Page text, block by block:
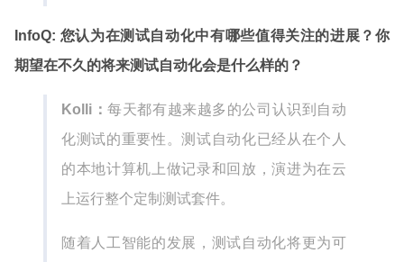
InfoQ: 您认为在测试自动化中有哪些值得关注的进展？你
期望在不久的将来测试自动化会是什么样的？
Kolli：每天都有越来越多的公司认识到自动
化测试的重要性。测试自动化已经从在个人
的本地计算机上做记录和回放，演进为在云
上运行整个定制测试套件。
随着人工智能的发展，测试自动化将更为可